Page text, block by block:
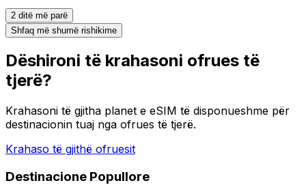
2 ditë më parë
Shfaq më shumë rishikime
Dëshironi të krahasoni ofrues të
tjerë?
Krahasoni të gjitha planet e eSIM të disponueshme për
destinacionin tuaj nga ofrues të tjerë.
Krahaso të gjithë ofruesit
Destinacione Popullore